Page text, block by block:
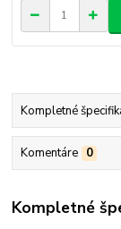
Kompletné
Komentáre 0
Kompletné